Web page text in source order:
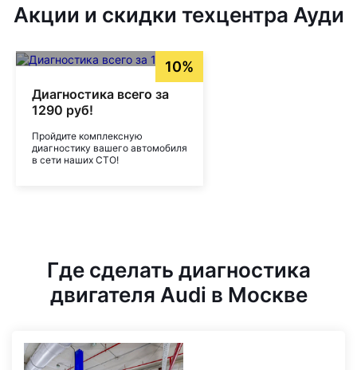
Акции и скидки техцентра Ауди
10%
Диагностика всего за
1290 руб!
Пройдите комплексную
диагностику вашего автомобиля
в сети наших СТО!
Где сделать диагностика
двигателя Audi в Москве